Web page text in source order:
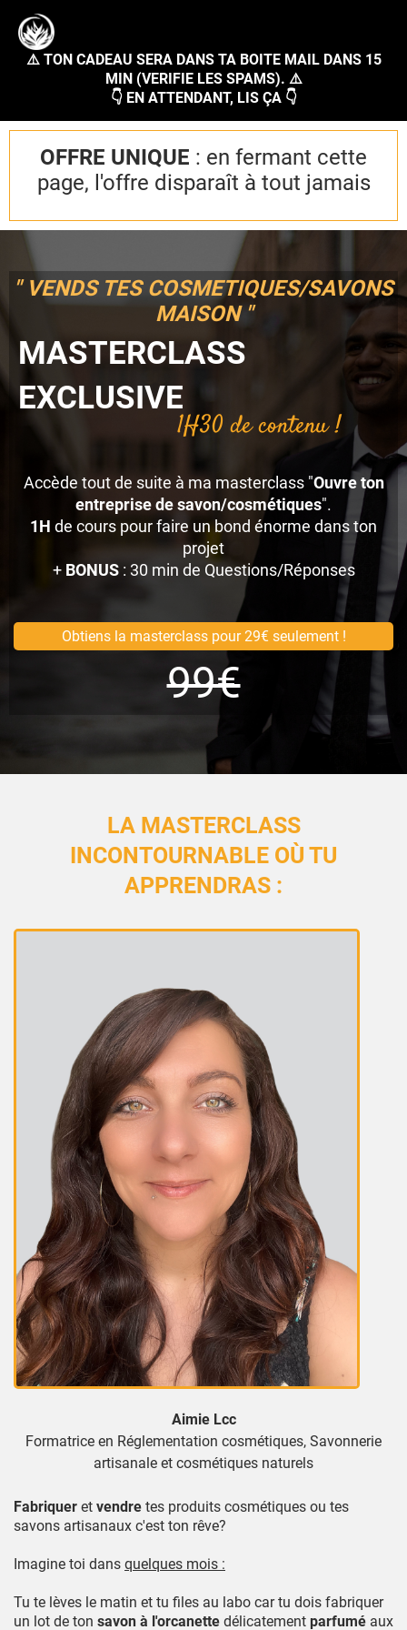
⚠️ TON CADEAU SERA DANS TA BOITE MAIL DANS 15
MIN (VERIFIE LES SPAMS). ⚠️
👇 EN ATTENDANT, LIS ÇA 👇
OFFRE UNIQUE : en fermant cette
page, l'offre disparaît à tout jamais
" VENDS TES COSMETIQUES/SAVONS
MAISON "
MASTERCLASS
EXCLUSIVE
1H30 de contenu !
Accède tout de suite à ma masterclass "Ouvre ton
entreprise de savon/cosmétiques".
1H de cours pour faire un bond énorme dans ton
projet
+ BONUS : 30 min de Questions/Réponses
Obtiens la masterclass pour 29€ seulement !
99€
LA MASTERCLASS
INCONTOURNABLE OÙ TU
APPRENDRAS :
Aimie Lcc
Formatrice en Réglementation cosmétiques, Savonnerie
artisanale et cosmétiques naturels
Fabriquer et vendre tes produits cosmétiques ou tes
savons artisanaux c'est ton rêve?
Imagine toi dans quelques mois :
Tu te lèves le matin et tu files au labo car tu dois fabriquer
un lot de ton savon à l'orcanette délicatement parfumé aux